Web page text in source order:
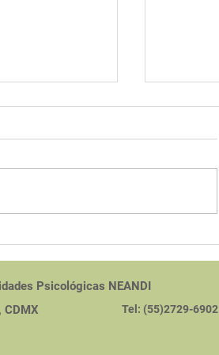
Psicológicas NEANDI
CDMX
Tel: (55)2729-6902